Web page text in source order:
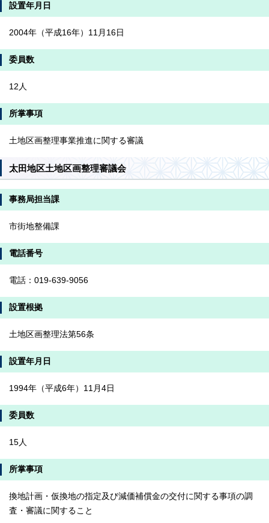
設置年月日
2004年（平成16年）11月16日
委員数
12人
所掌事項
土地区画整理事業推進に関する審議
太田地区土地区画整理審議会
事務局担当課
市街地整備課
電話番号
電話：019-639-9056
設置根拠
土地区画整理法第56条
設置年月日
1994年（平成6年）11月4日
委員数
15人
所掌事項
換地計画・仮換地の指定及び減価補償金の交付に関する事項の調
査・審議に関すること